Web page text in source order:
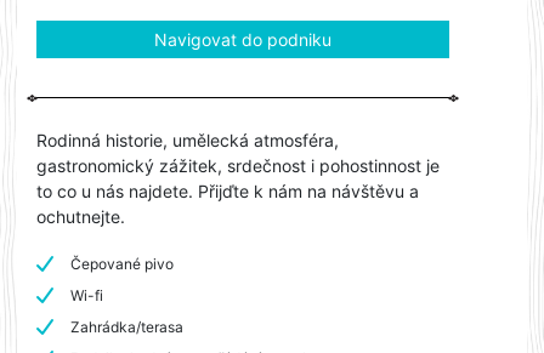
Navigovat do podniku
Rodinná historie, umělecká atmosféra,
gastronomický zážitek, srdečnost i pohostinnost je
to co u nás najdete. Přijďte k nám na návštěvu a
ochutnejte.
Čepované pivo
Wi-fi
Zahrádka/terasa